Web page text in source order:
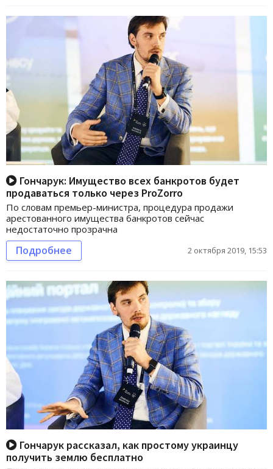
Гончарук: Имущество всех банкротов будет
продаваться только через ProZorro
По словам премьер-министра, процедура продажи
арестованного имущества банкротов сейчас
недостаточно прозрачна
Подробнее 2 октября 2019, 15:53
Гончарук рассказал, как простому украинцу
получить землю бесплатно